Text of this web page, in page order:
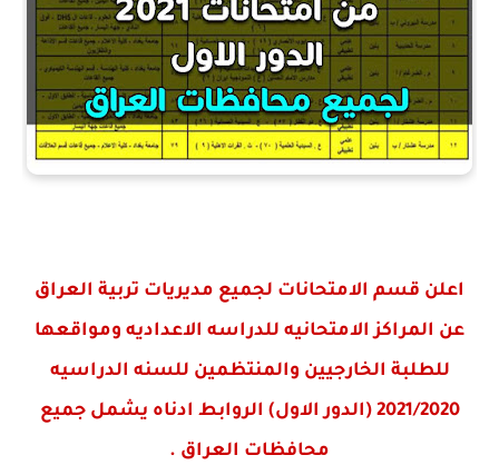
اعلن قسم الامتحانات لجميع مديريات تربية العراق
عن المراكز الامتحانيه للدراسه الاعداديه ومواقعها
للطلبة الخارجيين والمنتظمين للسنه الدراسيه
2021/2020 (الدور الاول) الروابط ادناه يشمل جميع
محافظات العراق .